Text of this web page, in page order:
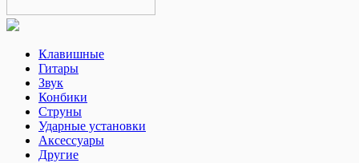
Клавишные
Гитары
Звук
Конбики
Струны
Ударные установки
Аксессуары
Другие